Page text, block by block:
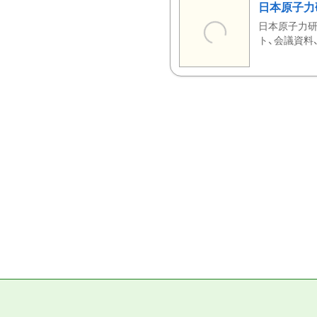
日本原子
日本原子力
ト、会議資